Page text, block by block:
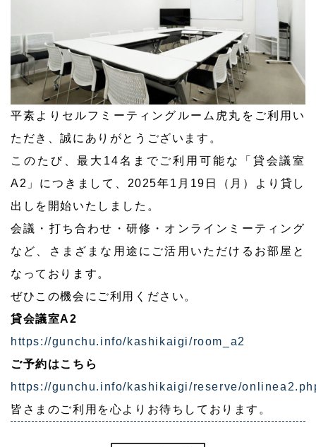
平素よりセルフミーティングルーム虎丸をご利用い
ただき、誠にありがとうございます。
このたび、最大14名までご利用可能な「貸会議室
A2」につきまして、2025年1月19日（月）より貸し
出しを開始いたしました。
会議・打ち合わせ・研修・オンラインミーティング
など、さまざまな用途にご活用いただけるお部屋と
なっております。
ぜひこの機会にご利用ください。
貸会議室A2
https://gunchu.info/kashikaigi/room_a2
ご予約はこちら
https://gunchu.info/kashikaigi/reserve/
皆さまのご利用を心よりお待ちしております。